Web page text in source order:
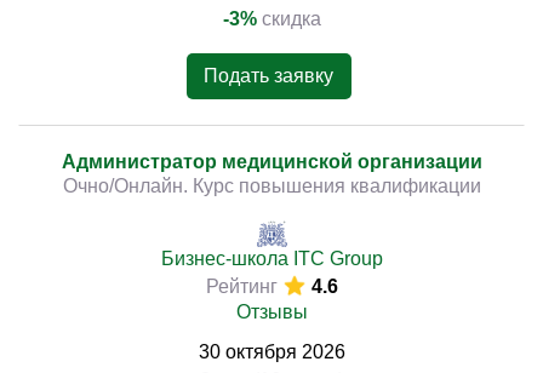
-3% скидка
Подать заявку
Администратор медицинской организации
Очно/Онлайн. Курс повышения квалификации
Бизнес-школа ITC Group
Рейтинг
4.6
Отзывы
30 октября 2026